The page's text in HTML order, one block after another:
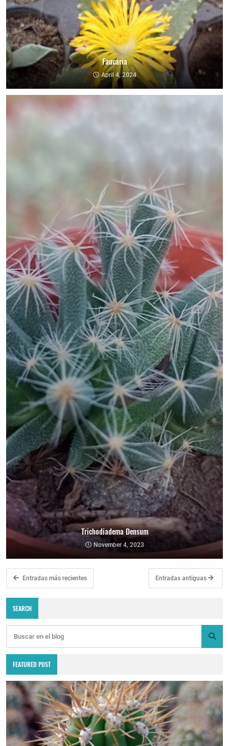
Faucaria
April 4, 2024
Trichodiadema Densum
November 4, 2023
Entradas más recientes Entradas antiguas
SEARCH
FEATURED POST